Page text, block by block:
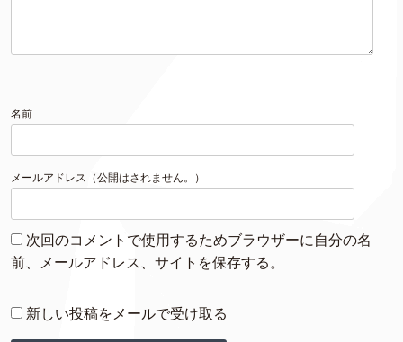
名前
メールアドレス（公開はされません。）
次回のコメントで使用するためブラウザーに自分の名
前、メールアドレス、サイトを保存する。
新しい投稿をメールで受け取る